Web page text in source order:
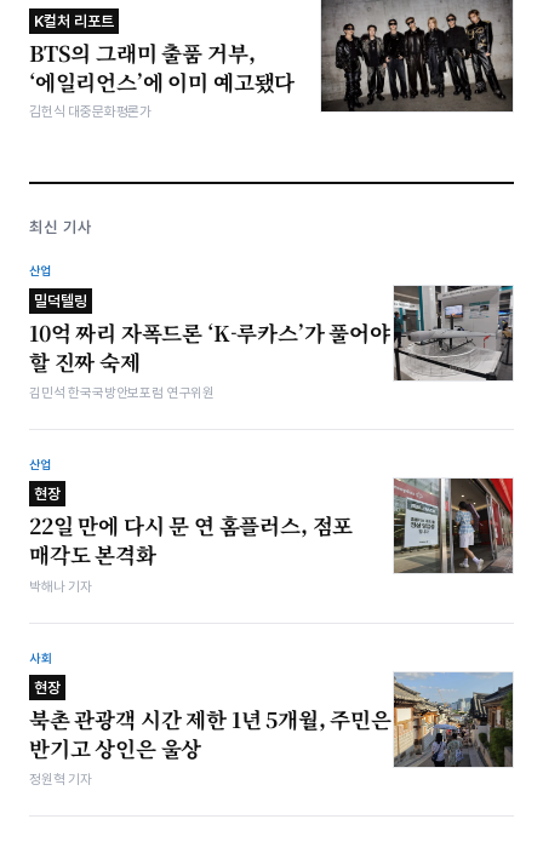
K컬처 리포트
BTS의 그래미 출품 거부,
‘에일리언스’에 이미 예고됐다
김헌식 대중문화평론가
최신 기사
산업
밀덕텔링
10억 짜리 자폭드론 ‘K-루카스’가 풀어야
할 진짜 숙제
김민석 한국국방안보포럼 연구위원
산업
현장
22일 만에 다시 문 연 홈플러스, 점포
매각도 본격화
박해나 기자
사회
현장
북촌 관광객 시간 제한 1년 5개월, 주민은
반기고 상인은 울상
정원혁 기자